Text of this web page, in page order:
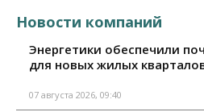
Новости компаний
Энергетики обеспечили
для новых жилых
07 августа 2026, 09:40